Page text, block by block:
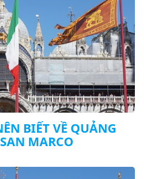
BIẾT VỀ QUẢNG
MARCO